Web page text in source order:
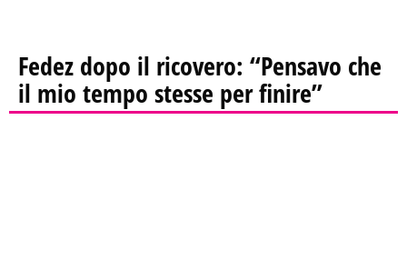
Fedez dopo il ricovero: “Pensavo che
il mio tempo stesse per finire”